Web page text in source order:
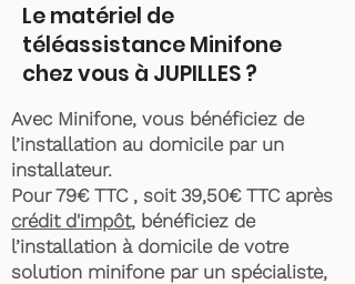
Le matériel de
téléassistance Minifone
chez vous à JUPILLES ?
Avec Minifone, vous bénéficiez de
l’installation au domicile par un
installateur.
Pour 79€ TTC , soit 39,50€ TTC après
crédit d'impôt, bénéficiez de
l’installation à domicile de votre
solution minifone par un spécialiste,